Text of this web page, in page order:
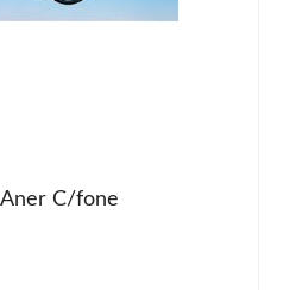
Aner C/fone